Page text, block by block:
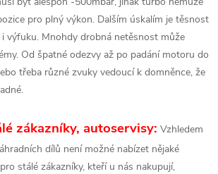
pro plný výkon. Dalším úskalím je těsnost
výfuku. Mnohdy drobná netěsnost může
Od špatné odezvy až po padání motoru do
třeba různé zvuky vedoucí k domněnce, že
zákazníky, autoservisy: Vzhledem
dílů není možné nabízet nějaké
stálé zákazníky, kteří u nás nakupují,